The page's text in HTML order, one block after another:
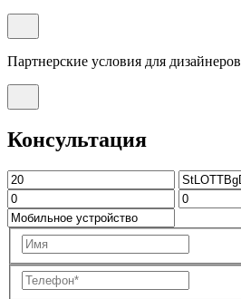
Партнерские условия для дизайнеров
Консультация